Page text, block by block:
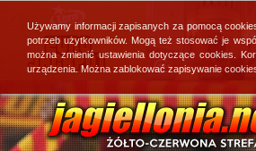
Używamy informacji zapisanych za pomocą
potrzeb użytkowników. Mogą też stosować je
można zmienić ustawienia dotyczące cookies.
urządzenia. Można zablokować zapisywanie